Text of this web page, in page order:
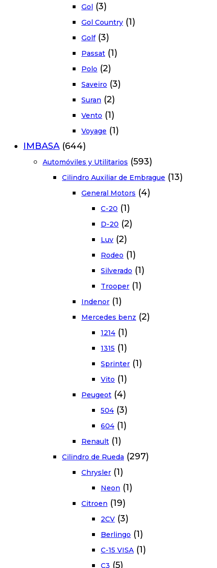
Gol (3)
Gol Country (1)
Golf (3)
Passat (1)
Polo (2)
Saveiro (3)
Suran (2)
Vento (1)
Voyage (1)
IMBASA (644)
Automóviles y Utilitarios (593)
Cilindro Auxiliar de Embrague (13)
General Motors (4)
C-20 (1)
D-20 (2)
Luv (2)
Rodeo (1)
Silverado (1)
Trooper (1)
Indenor (1)
Mercedes benz (2)
1214 (1)
1315 (1)
Sprinter (1)
Vito (1)
Peugeot (4)
504 (3)
604 (1)
Renault (1)
Cilindro de Rueda (297)
Chrysler (1)
Neon (1)
Citroen (19)
2CV (3)
Berlingo (1)
C-15 VISA (1)
C3 (5)